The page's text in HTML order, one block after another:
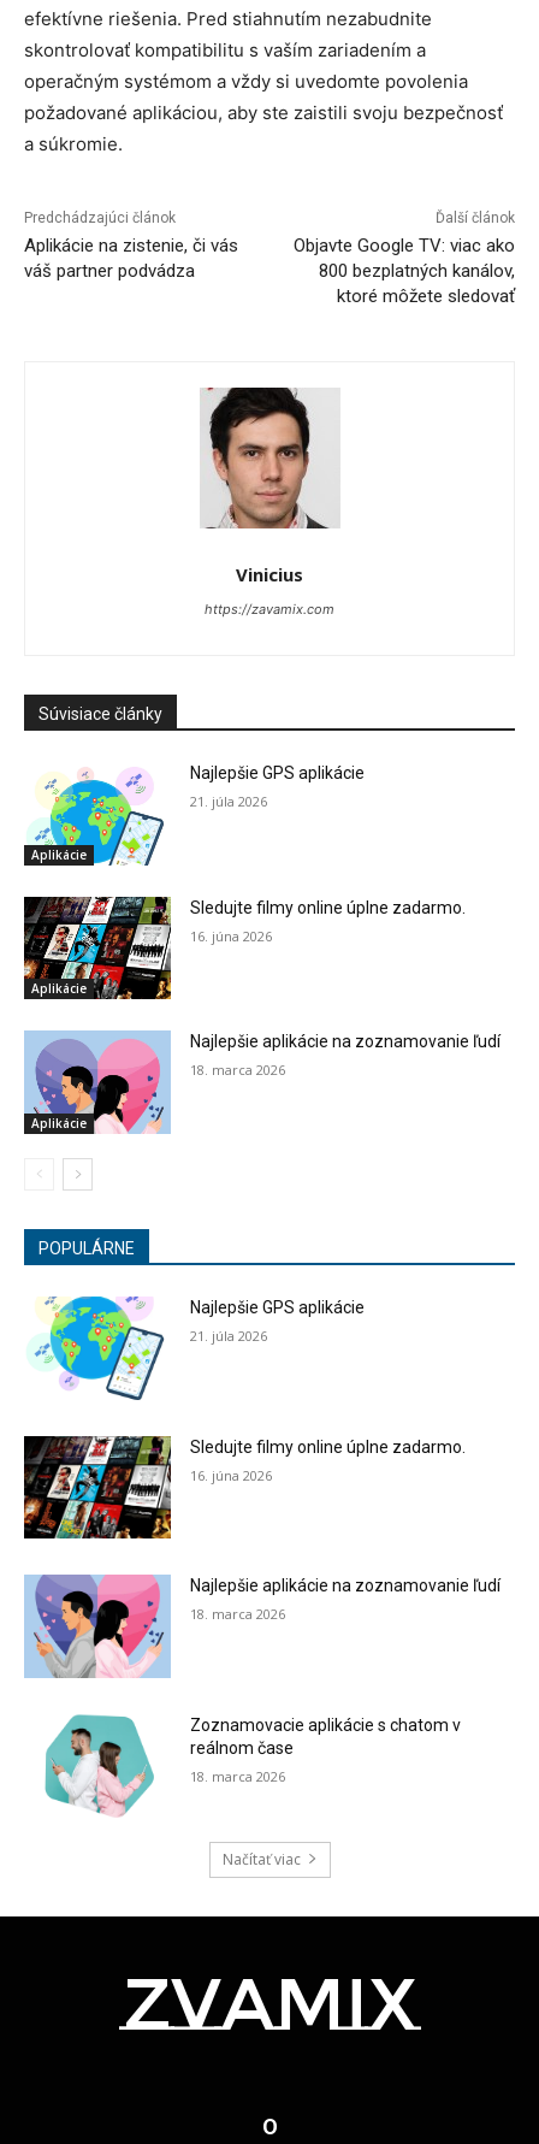
efektívne riešenia. Pred stiahnutím nezabudnite
skontrolovať kompatibilitu s vaším zariadením a
operačným systémom a vždy si uvedomte povolenia
požadované aplikáciou, aby ste zaistili svoju bezpečnosť
a súkromie.
Predchádzajúci článok
Aplikácie na zistenie, či vás
váš partner podvádza
Ďalší článok
Objavte Google TV: viac ako
800 bezplatných kanálov,
ktoré môžete sledovať
Vinicius
https://zavamix.com
Súvisiace články
Aplikácie
Najlepšie GPS aplikácie
21. júla 2026
Aplikácie
Sledujte filmy online úplne zadarmo.
16. júna 2026
Aplikácie
Najlepšie aplikácie na zoznamovanie ľudí
18. marca 2026
POPULÁRNE
Najlepšie GPS aplikácie
21. júla 2026
Sledujte filmy online úplne zadarmo.
16. júna 2026
Najlepšie aplikácie na zoznamovanie ľudí
18. marca 2026
Zoznamovacie aplikácie s chatom v
reálnom čase
18. marca 2026
Načítať viac
zvamix
O